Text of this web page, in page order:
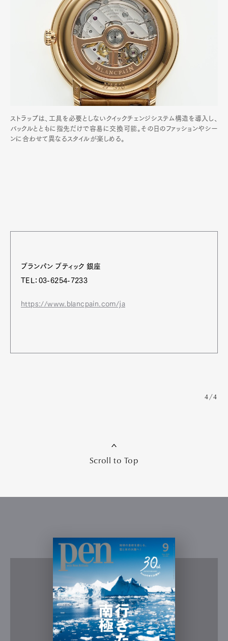
ストラップは、工具を必要としないクイックチェンジシステム構造を導入し、
バックルとともに指先だけで容易に交換可能。その日のファッションやシー
ンに合わせて異なるスタイルが楽しめる。
ブランパン ブティック 銀座
TEL：03-6254-7233
https://www.blancpain.com/ja
4/4
Scroll to Top